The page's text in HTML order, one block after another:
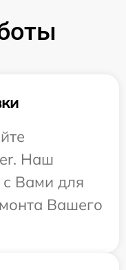
Наш
с Вами для
Вашего